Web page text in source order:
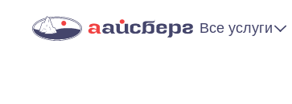
Все услуги